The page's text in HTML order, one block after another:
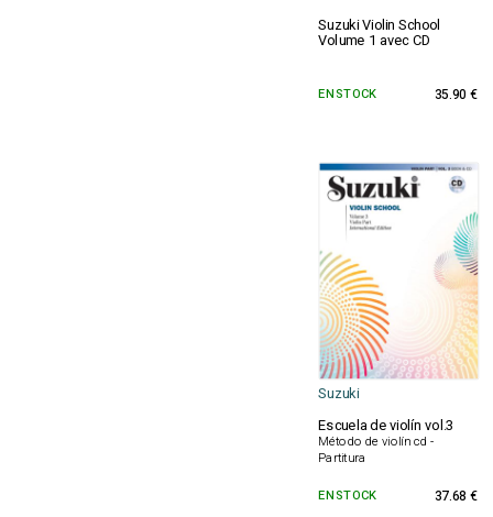
Suzuki Violin School
Volume 1 avec CD
EN STOCK 35.90 €
Suzuki
Escuela de violín vol.3
Método de violín cd -
Partitura
EN STOCK 37.68 €